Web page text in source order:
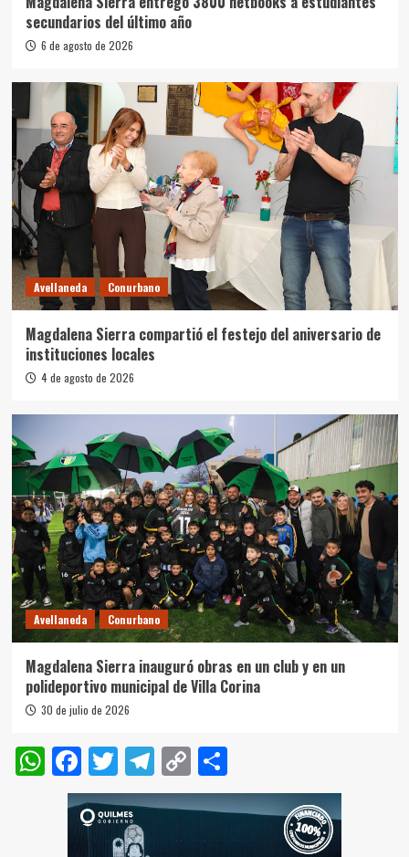
secundarios del último año
6 de agosto de 2026
Avellaneda Conurbano
Magdalena Sierra compartió el festejo del aniversario de
instituciones locales
4 de agosto de 2026
Avellaneda Conurbano
Magdalena Sierra inauguró obras en un club y en un
polideportivo municipal de Villa Corina
30 de julio de 2026
WhatsApp
Facebook
Twitter
Telegram
Copy
Link
Compartir